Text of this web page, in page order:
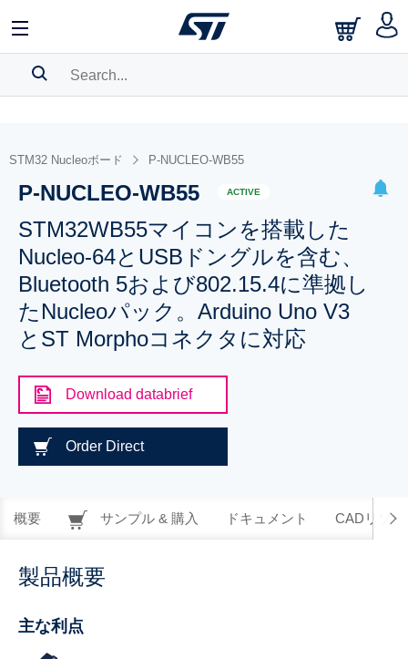
BOOKMARK
Pleaselog into show your saved searches.
STM32 Nucleoボード P-NUCLEO-WB55
P-NUCLEO-WB55 ACTIVE
STM32WB55マイコンを搭載した
Nucleo-64とUSBドングルを含む、
Bluetooth 5および802.15.4に準拠し
たNucleoパック。Arduino Uno V3
とST Morphoコネクタに対応
Download databrief
Order Direct
概要 サンプル & 購入 ドキュメント CADリソー
製品概要
主な利点